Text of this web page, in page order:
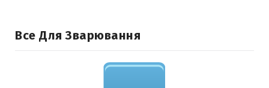
Все Для Зварювання